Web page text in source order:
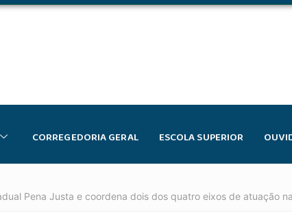
CORREGEDORIA GERAL ESCOLA SUPERIOR
Pena Justa e coordena dois dos quatro eixos de atuação